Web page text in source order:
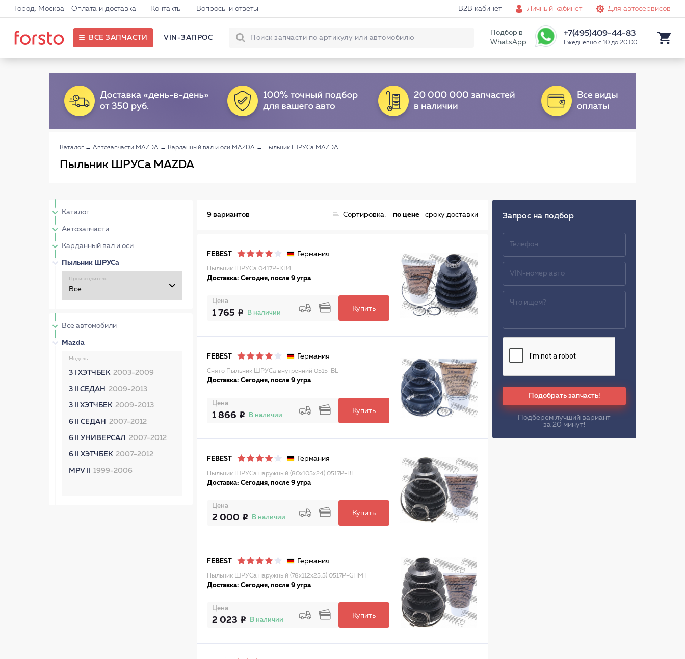
Город: Москва Оплата и доставка Контакты Вопросы и ответы B2B кабинет Личный кабинет Для автосервисов
ВСЕ ЗАПЧАСТИ VIN-ЗАПРОС
Подбор в
WhatsApp
+7(495)409-44-83
Ежедневно с 10 до 20:00
Каталог → Автозапчасти MAZDA → Карданный вал и оси MAZDA → Пыльник ШРУСа MAZDA
Пыльник ШРУСа MAZDA
Каталог
Автозапчасти
Карданный вал и оси
Пыльник ШРУСа
Производитель
Все автомобили
Mazda
Модель
3 I ХЭТЧБЕК 2003-2009
3 II СЕДАН 2009-2013
3 II ХЭТЧБЕК 2009-2013
6 II СЕДАН 2007-2012
6 II УНИВЕРСАЛ 2007-2012
6 II ХЭТЧБЕК 2007-2012
MPV II 1999-2006
9 вариантов Сортировка: по цене сроку доставки
FEBEST Германия
Пыльник ШРУСа 0417P-KB4
Доставка: Сегодня, после 9 утра
Цена
1 765 В наличии
Купить
FEBEST Германия
Снято Пыльник ШРУСа внутренний 0515-BL
Доставка: Сегодня, после 9 утра
Цена
1 866 В наличии
Купить
FEBEST Германия
Пыльник ШРУСа наружный (80x105x24) 0517P-BL
Доставка: Сегодня, после 9 утра
Цена
2 000 В наличии
Купить
FEBEST Германия
Пыльник ШРУСа наружный (78x112x25.5) 0517P-GHMT
Доставка: Сегодня, после 9 утра
Цена
2 023 В наличии
Купить
Запрос на подбор
Подобрать запчасть!
Подберем лучший вариант
за 20 минут!